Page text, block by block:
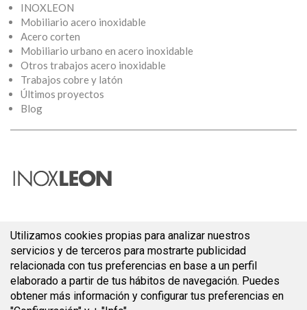
INOXLEON
Mobiliario acero inoxidable
Acero corten
Mobiliario urbano en acero inoxidable
Otros trabajos acero inoxidable
Trabajos cobre y latón
Últimos proyectos
Blog
AVISO LEGAL - POLÍTICA DE PRIVACIDAD POLÍTICA DE COOKIES
Utilizamos cookies propias para analizar nuestros
servicios y de terceros para mostrarte publicidad
relacionada con tus preferencias en base a un perfil
elaborado a partir de tus hábitos de navegación. Puedes
obtener más información y configurar tus preferencias en